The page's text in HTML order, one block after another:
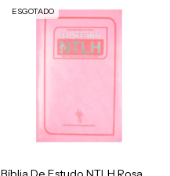
ESGOTADO